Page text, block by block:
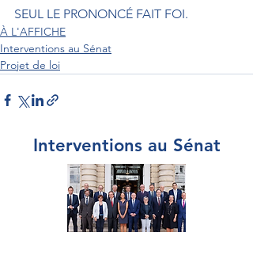
SEUL LE PRONONCÉ FAIT FOI.
À L'AFFICHE
Interventions au Sénat
Projet de loi
Interventions au Sénat